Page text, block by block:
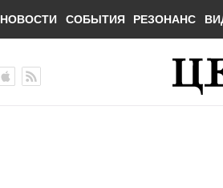
НОВОСТИ СОБЫТИЯ РЕЗОНАНС